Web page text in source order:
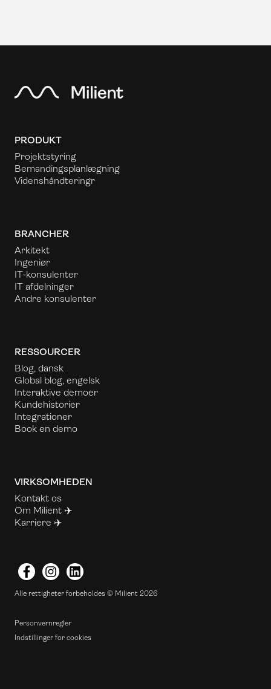
PRODUKT
Projektstyring
Bemandingsplanlægning
Videnshåndteringr
BRANCHER
Arkitekt
Ingeniør
IT-konsulenter
IT afdelninger
Andre konsulenter
RESSOURCER
Blog, dansk
Global blog, engelsk
Interaktive demoer
Kundehistorier
Integrationer
Book en demo
VIRKSOMHEDEN
Kontakt os
Om Milient ✈️
Karriere ✈️
FacebookInstagramLinkedIn
Alle rettigheter forbeholdes © Milient 2026
Personvernregler
Indstillinger for cookies